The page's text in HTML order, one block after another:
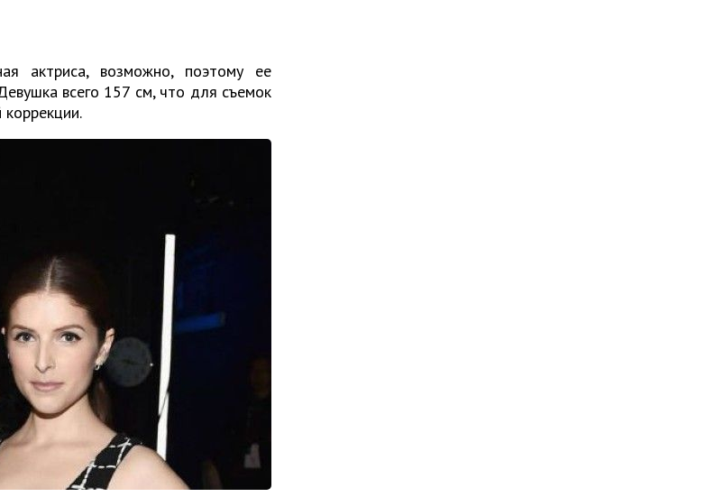
актриса, возможно, поэтому ее
всего 157 см, что для съемок